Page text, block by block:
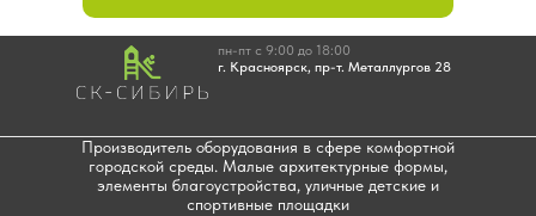
Производитель оборудования в сфере комфортной
городской среды. Малые архитектурные формы,
элементы благоустройства, уличные детские и
спортивные площадки
пн-пт с 9:00 до 18:00
г. Красноярск, пр-т. Металлургов 28